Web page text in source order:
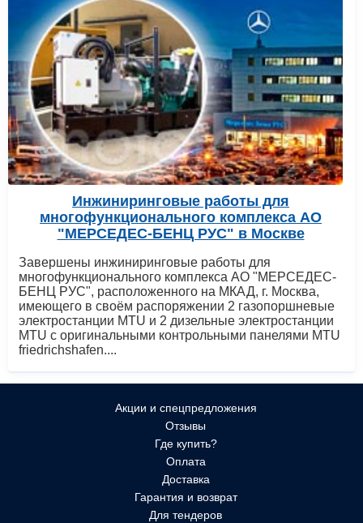
Инжиниринговые работы для
многофункционального комплекса АО
"МЕРСЕДЕС-БЕНЦ РУС" в Москве
Завершены инжиниринговые работы для
многофункционального комплекса АО "МЕРСЕДЕС-
БЕНЦ РУС", расположенного на МКАД, г. Москва,
имеющего в своём распоряжении 2 газопоршневые
электростанции MTU и 2 дизельные электростанции
MTU с оригинальными контрольными панелями MTU
friedrichshafen....
Акции и спецпредложения
Отзывы
Где купить?
Оплата
Доставка
Гарантия и возврат
Для тендеров